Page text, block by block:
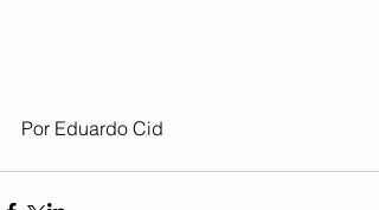
Por Eduardo Cid